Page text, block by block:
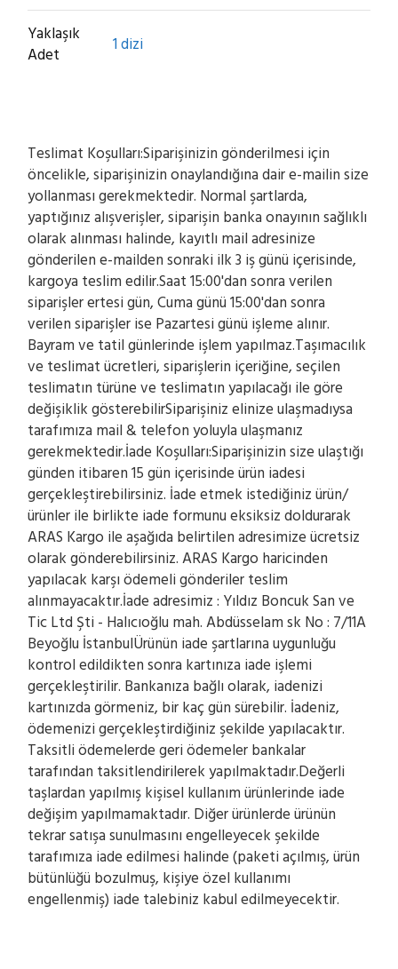
Yaklaşık
Adet
1 dizi
Teslimat Koşulları:Siparişinizin gönderilmesi için
öncelikle, siparişinizin onaylandığına dair e-mailin size
yollanması gerekmektedir. Normal şartlarda,
yaptığınız alışverişler, siparişin banka onayının sağlıklı
olarak alınması halinde, kayıtlı mail adresinize
gönderilen e-mailden sonraki ilk 3 iş günü içerisinde,
kargoya teslim edilir.Saat 15:00'dan sonra verilen
siparişler ertesi gün, Cuma günü 15:00'dan sonra
verilen siparişler ise Pazartesi günü işleme alınır.
Bayram ve tatil günlerinde işlem yapılmaz.Taşımacılık
ve teslimat ücretleri, siparişlerin içeriğine, seçilen
teslimatın türüne ve teslimatın yapılacağı ile göre
değişiklik gösterebilirSiparişiniz elinize ulaşmadıysa
tarafımıza mail & telefon yoluyla ulaşmanız
gerekmektedir.İade Koşulları:Siparişinizin size ulaştığı
günden itibaren 15 gün içerisinde ürün iadesi
gerçekleştirebilirsiniz. İade etmek istediğiniz ürün/
ürünler ile birlikte iade formunu eksiksiz doldurarak
ARAS Kargo ile aşağıda belirtilen adresimize ücretsiz
olarak gönderebilirsiniz. ARAS Kargo haricinden
yapılacak karşı ödemeli gönderiler teslim
alınmayacaktır.İade adresimiz : Yıldız Boncuk San ve
Tic Ltd Şti - Halıcıoğlu mah. Abdüsselam sk No : 7/11A
Beyoğlu İstanbulÜrünün iade şartlarına uygunluğu
kontrol edildikten sonra kartınıza iade işlemi
gerçekleştirilir. Bankanıza bağlı olarak, iadenizi
kartınızda görmeniz, bir kaç gün sürebilir. İadeniz,
ödemenizi gerçekleştirdiğiniz şekilde yapılacaktır.
Taksitli ödemelerde geri ödemeler bankalar
tarafından taksitlendirilerek yapılmaktadır.Değerli
taşlardan yapılmış kişisel kullanım ürünlerinde iade
değişim yapılmamaktadır. Diğer ürünlerde ürünün
tekrar satışa sunulmasını engelleyecek şekilde
tarafımıza iade edilmesi halinde (paketi açılmış, ürün
bütünlüğü bozulmuş, kişiye özel kullanımı
engellenmiş) iade talebiniz kabul edilmeyecektir.